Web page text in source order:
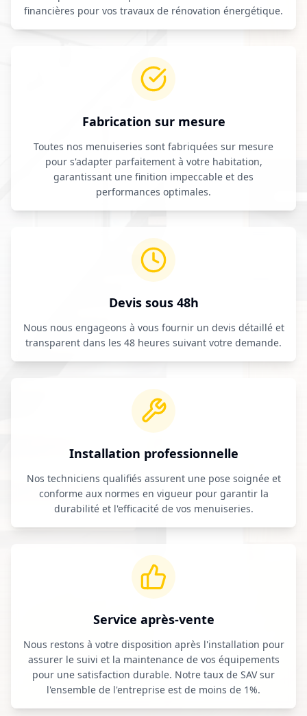
financières pour vos travaux de rénovation énergétique.
Fabrication sur mesure
Toutes nos menuiseries sont fabriquées sur mesure
pour s'adapter parfaitement à votre habitation,
garantissant une finition impeccable et des
performances optimales.
Devis sous 48h
Nous nous engageons à vous fournir un devis détaillé et
transparent dans les 48 heures suivant votre demande.
Installation professionnelle
Nos techniciens qualifiés assurent une pose soignée et
conforme aux normes en vigueur pour garantir la
durabilité et l'efficacité de vos menuiseries.
Service après-vente
Nous restons à votre disposition après l'installation pour
assurer le suivi et la maintenance de vos équipements
pour une satisfaction durable. Notre taux de SAV sur
l'ensemble de l'entreprise est de moins de 1%.